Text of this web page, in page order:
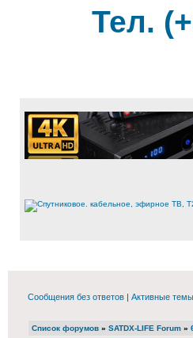
Тел.
Сообщения без ответов | Активные темы
Список форумов » SATDX-LIFE Forum »